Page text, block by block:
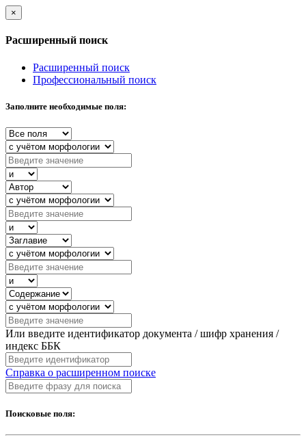
×
Расширенный поиск
Расширенный поиск
Профессиональный поиск
Заполните необходимые поля:
Или введите идентификатор документа / шифр хранения /
индекс ББК
Справка о расширенном поиске
Поисковые поля: